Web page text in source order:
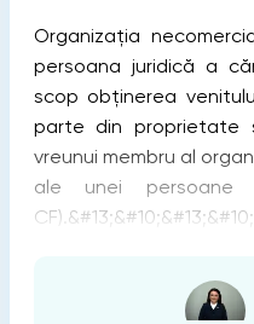
Organizația
persoana juridică a
scop obținerea
parte din proprietate
vreunui membru al
ale unei persoane
CF).&#13;&#10;&#13;&#10;